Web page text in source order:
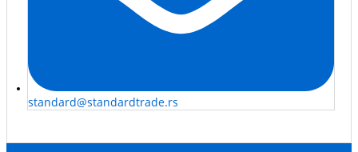
standard@standardtrade.rs